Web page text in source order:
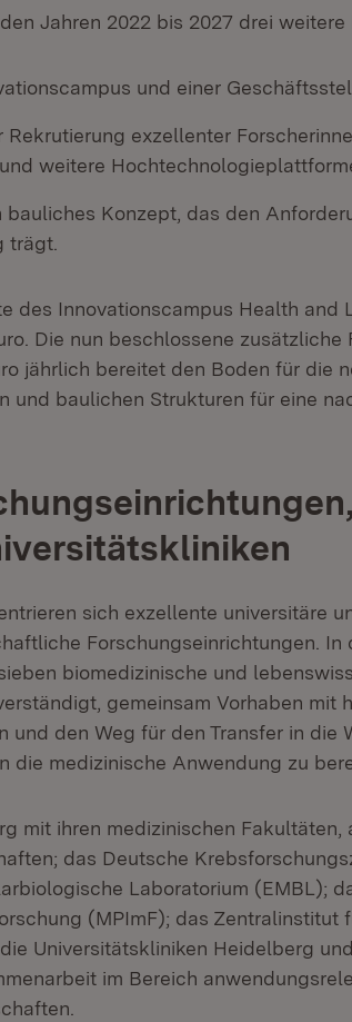
Jahren 2022 bis 2027 drei weitere
und einer
exzellenter
weitere
Konzept, das den
trägt.
des Innovationscampus Health and
Die nun beschlossene zusätzliche
jährlich bereitet den Boden für die
und baulichen Strukturen für eine
sich exzellente universitäre
Forschungseinrichtungen. In
biomedizinische und
gemeinsam Vorhaben mit
und den Weg für den Transfer in die
die medizinische Anwendung zu
mit ihren medizinischen Fakultäten,
das Deutsche
Laboratorium (EMBL);
(MPImF); das Zentralinstitut
Universitätskliniken Heidelberg
im Bereich